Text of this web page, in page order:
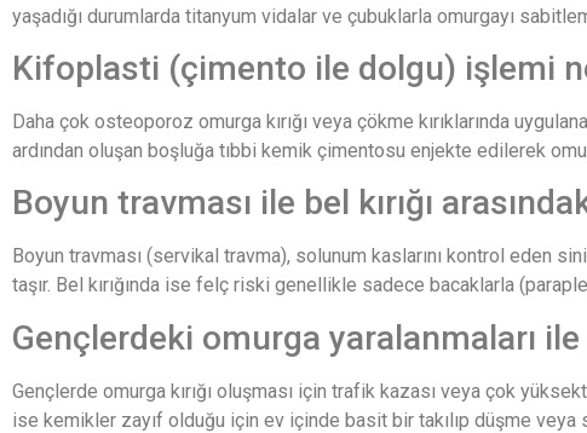
yaşadığı durumlarda titanyum vidalar ve çubuklarla omurgayı
Kifoplasti (çimento ile dolgu) işlemi
Daha çok osteoporoz omurga kırığı veya çökme kırıklarında
ardından oluşan boşluğa tıbbi kemik çimentosu enjekte edilerek
Boyun travması ile bel kırığı
Boyun travması (servikal travma), solunum kaslarını kontrol eden
taşır. Bel kırığında ise felç riski genellikle sadece bacaklarla
Gençlerdeki omurga yaralanmaları ile
Gençlerde omurga kırığı oluşması için trafik kazası veya çok
ise kemikler zayıf olduğu için ev içinde basit bir takılıp düşme veya